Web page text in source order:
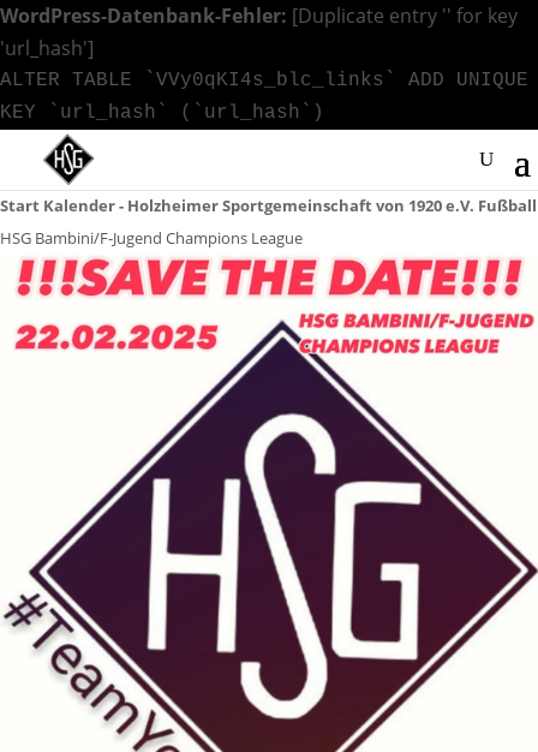
WordPress-Datenbank-Fehler: [Duplicate entry '' for key
'url_hash']
ALTER TABLE `VVy0qKI4s_blc_links` ADD UNIQUE
KEY `url_hash` (`url_hash`)
Start Kalender - Holzheimer Sportgemeinschaft von 1920 e.V. Fußball
HSG Bambini/F-Jugend Champions League